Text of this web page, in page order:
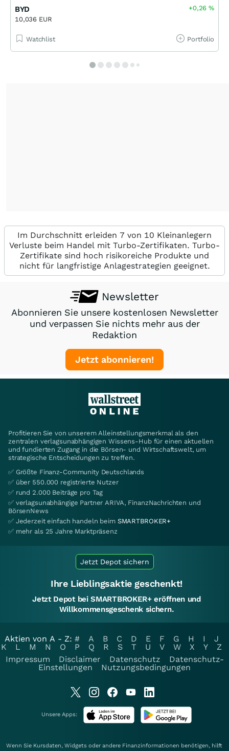
BYD
10,036 EUR
+0,26%
Watchlist Portfolio
Im Durchschnitt erleiden 7 von 10 Kleinanlegern
Verluste beim Handel mit Turbo-Zertifikaten. Turbo-
Zertifikate sind hoch risikoreiche Produkte und
nicht für langfristige Anlagestrategien geeignet.
Newsletter
Abonnieren Sie unsere kostenlosen Newsletter
und verpassen Sie nichts mehr aus der
Redaktion
Jetzt abonnieren!
Profitieren Sie von unserem Alleinstellungsmerkmal als den
zentralen verlagsunabhängigen Wissens-Hub für einen aktuellen
und fundierten Zugang in die Börsen- und Wirtschaftswelt, um
strategische Entscheidungen zu treffen.
✅ Größte Finanz-Community Deutschlands
✅ über 550.000 registrierte Nutzer
✅ rund 2.000 Beiträge pro Tag
✅ verlagsunabhängige Partner ARIVA, FinanzNachrichten und
BörsenNews
✅ Jederzeit einfach handeln beim SMARTBROKER+
✅ mehr als 25 Jahre Marktpräsenz
Jetzt Depot sichern
Ihre Lieblingsaktie geschenkt!
Jetzt Depot bei SMARTBROKER+ eröffnen und
Willkommensgeschenk sichern.
Aktien von A - Z: # A B C D E F G H I
J
K
L M N O P Q R S T U V W X Y
Z
Impressum
Disclaimer Datenschutz
Datenschutz-
Einstellungen
Nutzungsbedingungen
Unsere Apps:
Wenn Sie Kursdaten, Widgets oder andere Finanzinformationen benötigen, hilft